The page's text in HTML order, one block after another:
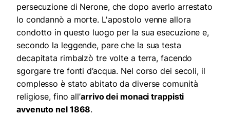
persecuzione di Nerone, che dopo averlo arrestato
lo condannò a morte. L'apostolo venne allora
condotto in questo luogo per la sua esecuzione e,
secondo la leggende, pare che la sua testa
decapitata rimbalzò tre volte a terra, facendo
sgorgare tre fonti d’acqua. Nel corso dei secoli, il
complesso è stato abitato da diverse comunità
religiose, fino all’arrivo dei monaci trappisti
avvenuto nel 1868.